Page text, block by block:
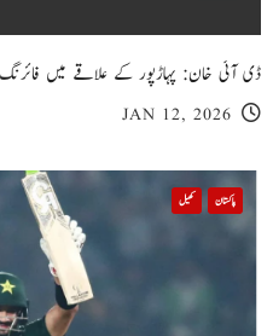
ڈی آئی خان: پہاڑپور کے علاقے میں فائرنگ
JAN 12, 2026
پاکستان کھیل